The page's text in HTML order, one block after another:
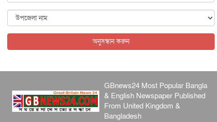
৬ আগস্ট, ২০২৬
অনুসন্ধান করুন
GBnews24 Most Popular Bangla
& English Newspaper Published
From United Kingdom &
Bangladesh